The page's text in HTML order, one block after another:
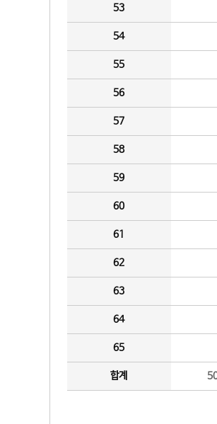
53
54
55
56
57
58
59
60
61
62
63
64
65
합계